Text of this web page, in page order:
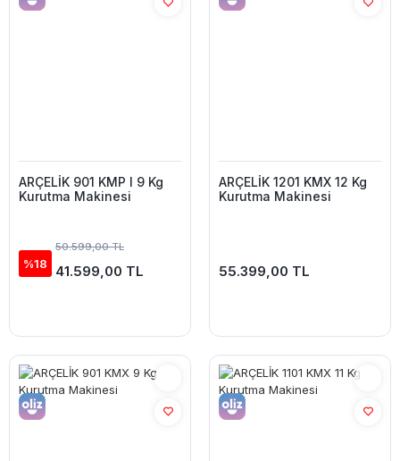
ARÇELİK 901 KMP I 9 Kg
Kurutma Makinesi
%18
50.599,00 TL
41.599,00 TL
ARÇELİK 1201 KMX 12 Kg
Kurutma Makinesi
55.399,00 TL